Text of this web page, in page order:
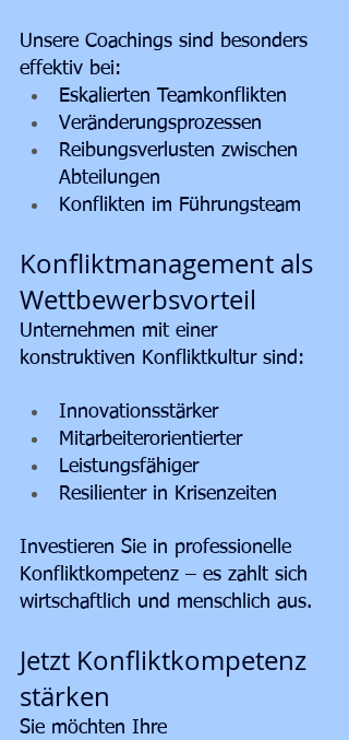
Unsere Coachings sind besonders
effektiv bei:
Eskalierten Teamkonflikten
Veränderungsprozessen
Reibungsverlusten zwischen
Abteilungen
Konflikten im Führungsteam
Konfliktmanagement als
Wettbewerbsvorteil
Unternehmen mit einer
konstruktiven Konfliktkultur sind:
Innovationsstärker
Mitarbeiterorientierter
Leistungsfähiger
Resilienter in Krisenzeiten
Investieren Sie in professionelle
Konfliktkompetenz – es zahlt sich
wirtschaftlich und menschlich aus.
Jetzt Konfliktkompetenz
stärken
Sie möchten Ihre